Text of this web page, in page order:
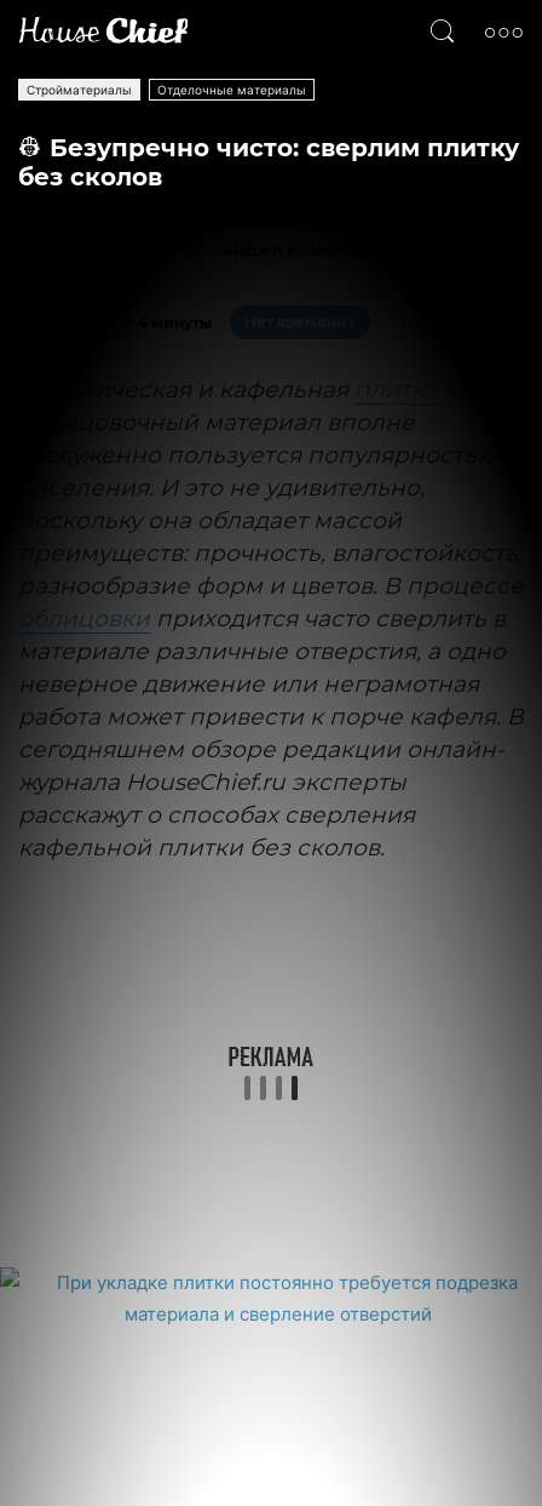
Стройматериалы Отделочные материалы
👷 Безупречно чисто: сверлим плитку
без сколов
Керамическая и кафельная
облицовочный материал вполне
заслуженно пользуется популярностью у
населения. И это не удивительно,
поскольку она обладает массой
преимуществ: прочность, влагостойкость,
разнообразие форм и цветов. В процессе
облицовки приходится часто сверлить в
материале различные отверстия, а одно
неверное движение или неграмотная
работа может привести к порче кафеля. В
сегодняшнем обзоре редакции онлайн-
журнала HouseChief.ru эксперты
расскажут о способах сверления
кафельной плитки без сколов.